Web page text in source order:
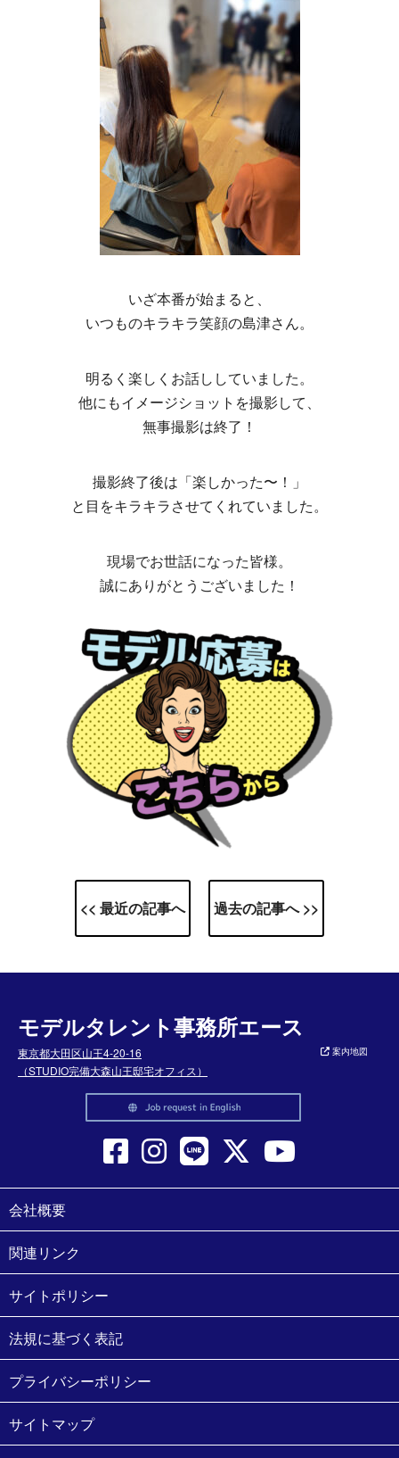
いざ本番が始まると、
いつものキラキラ笑顔の島津さん。
明るく楽しくお話ししていました。
他にもイメージショットを撮影して、
無事撮影は終了！
撮影終了後は「楽しかった〜！」
と目をキラキラさせてくれていました。
現場でお世話になった皆様。
誠にありがとうございました！
<< 最近の記事へ 過去の記事へ >>
モデルタレント事務所エース
東京都大田区山王4-20-16
（STUDIO完備大森山王邸宅オフィス）
案内地図
会社概要
関連リンク
サイトポリシー
法規に基づく表記
プライバシーポリシー
サイトマップ